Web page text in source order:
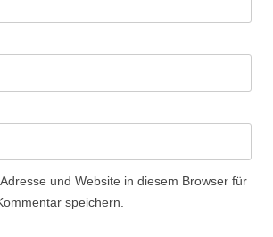
und Website in diesem Browser für
speichern.